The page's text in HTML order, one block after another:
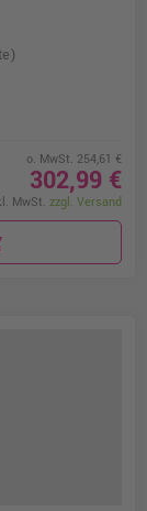
o. MwSt. 254,61 €
302,99 €
MwSt. zzgl. Versand